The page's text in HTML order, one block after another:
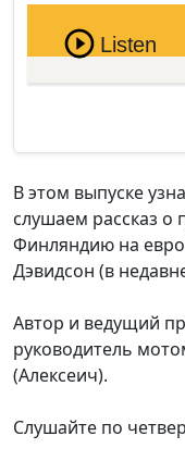
Pause
Listen
В этом выпуске
слушаем рассказ о
Финляндию на
Дэвидсон (в
Автор и ведущий
руководитель
(Алексеич).
Слушайте по